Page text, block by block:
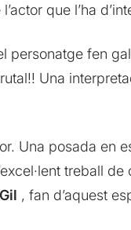
que l’ha
personatge fen
Una
Una posada en
treball
, fan d’aquest